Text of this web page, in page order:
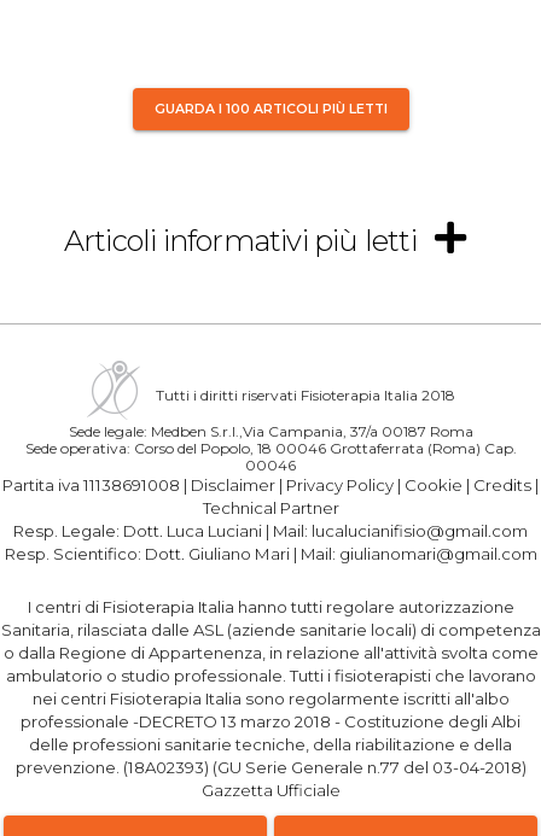
GUARDA I 100 ARTICOLI PIÙ LETTI
Articoli informativi più letti
Tutti i diritti riservati Fisioterapia Italia 2018
Sede legale: Medben S.r.l.,Via Campania, 37/a 00187 Roma
Sede operativa: Corso del Popolo, 18 00046 Grottaferrata (Roma) Cap.
00046
Partita iva 11138691008 | Disclaimer | Privacy Policy | Cookie | Credits |
Technical Partner
Resp. Legale: Dott. Luca Luciani | Mail: lucalucianifisio@gmail.com
Resp. Scientifico: Dott. Giuliano Mari| Mail: giulianomari@gmail.com
I centri di Fisioterapia Italia hanno tutti regolare autorizzazione
Sanitaria, rilasciata dalle ASL (aziende sanitarie locali) di competenza
o dalla Regione di Appartenenza, in relazione all'attività svolta come
ambulatorio o studio professionale. Tutti i fisioterapisti che lavorano
nei centri Fisioterapia Italia sono regolarmente iscritti all'albo
professionale -DECRETO 13 marzo 2018 - Costituzione degli Albi
delle professioni sanitarie tecniche, della riabilitazione e della
prevenzione. (18A02393) (GU Serie Generale n.77 del 03-04-2018)
Gazzetta Ufficiale